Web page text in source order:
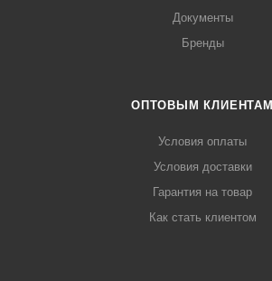
Документы
Бренды
ОПТОВЫМ КЛИЕНТАМ
Условия оплаты
Условия доставки
Гарантия на товар
Как стать клиентом